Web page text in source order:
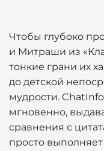
Чтобы глубоко
и Митраши из
тонкие грани их
до детской
мудрости.
мгновенно,
сравнения с
просто выполняет